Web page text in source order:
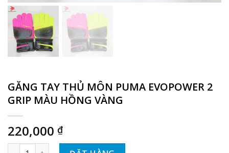
GĂNG TAY THỦ MÔN PUMA EVOPOWER 2
GRIP MÀU HỒNG VÀNG
220,000 ₫
GĂNG TAY THỦ MÔN PUMA EVOPOWER 2 GRIP MÀU HỒNG